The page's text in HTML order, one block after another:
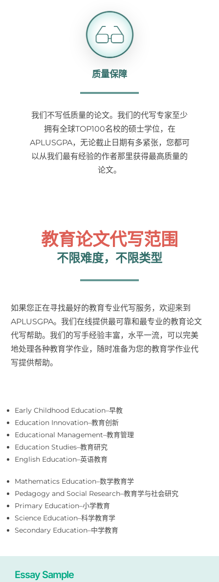
质量保障
我们不写低质量的论文。我们的代写专家至少
拥有全球TOP100名校的硕士学位，在
APLUSGPA，无论截止日期有多紧张，您都可
以从我们最有经验的作者那里获得最高质量的
论文。
教育论文代写范围
不限难度，不限类型
如果您正在寻找最好的教育专业代写服务，欢迎来到
APLUSGPA。我们在线提供最可靠和最专业的教育论文
代写帮助。我们的写手经验丰富，水平一流，可以完美
地处理各种教育学作业，随时准备为您的教育学作业代
写提供帮助。
Early Childhood Education–早教
Education Innovation–教育创新
Educational Management–教育管理
Education Studies–教育研究
English Education–英语教育
Mathematics Education–数学教育学
Pedagogy and Social Research–教育学与社会研究
Primary Education–小学教育
Science Education–科学教育学
Secondary Education–中学教育
Essay Sample